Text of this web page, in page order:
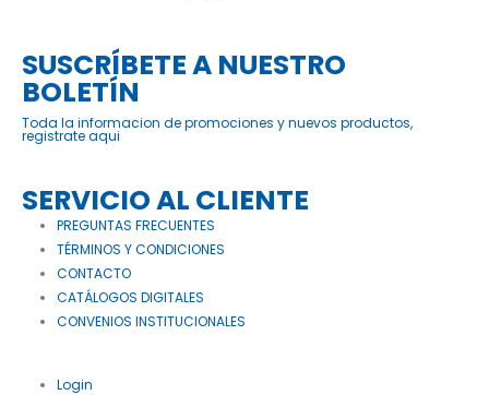
SUSCRÍBETE A NUESTRO
BOLETÍN
Toda la informacion de promociones y nuevos productos,
registrate aqui
SERVICIO AL CLIENTE
PREGUNTAS FRECUENTES
TÉRMINOS Y CONDICIONES
CONTACTO
CATÁLOGOS DIGITALES
CONVENIOS INSTITUCIONALES
Login